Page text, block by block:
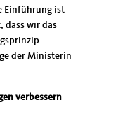
Einführung ist
dass wir das
der Ministerin
verbessern